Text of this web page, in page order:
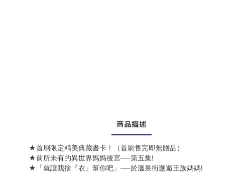
商品描述
★首刷限定精美典藏書卡！（首刷售完即無贈品）
★前所未有的異世界媽媽後宮──第五集!
★「就讓我捨『衣』幫你吧」──於溫泉街邂逅王族媽媽!